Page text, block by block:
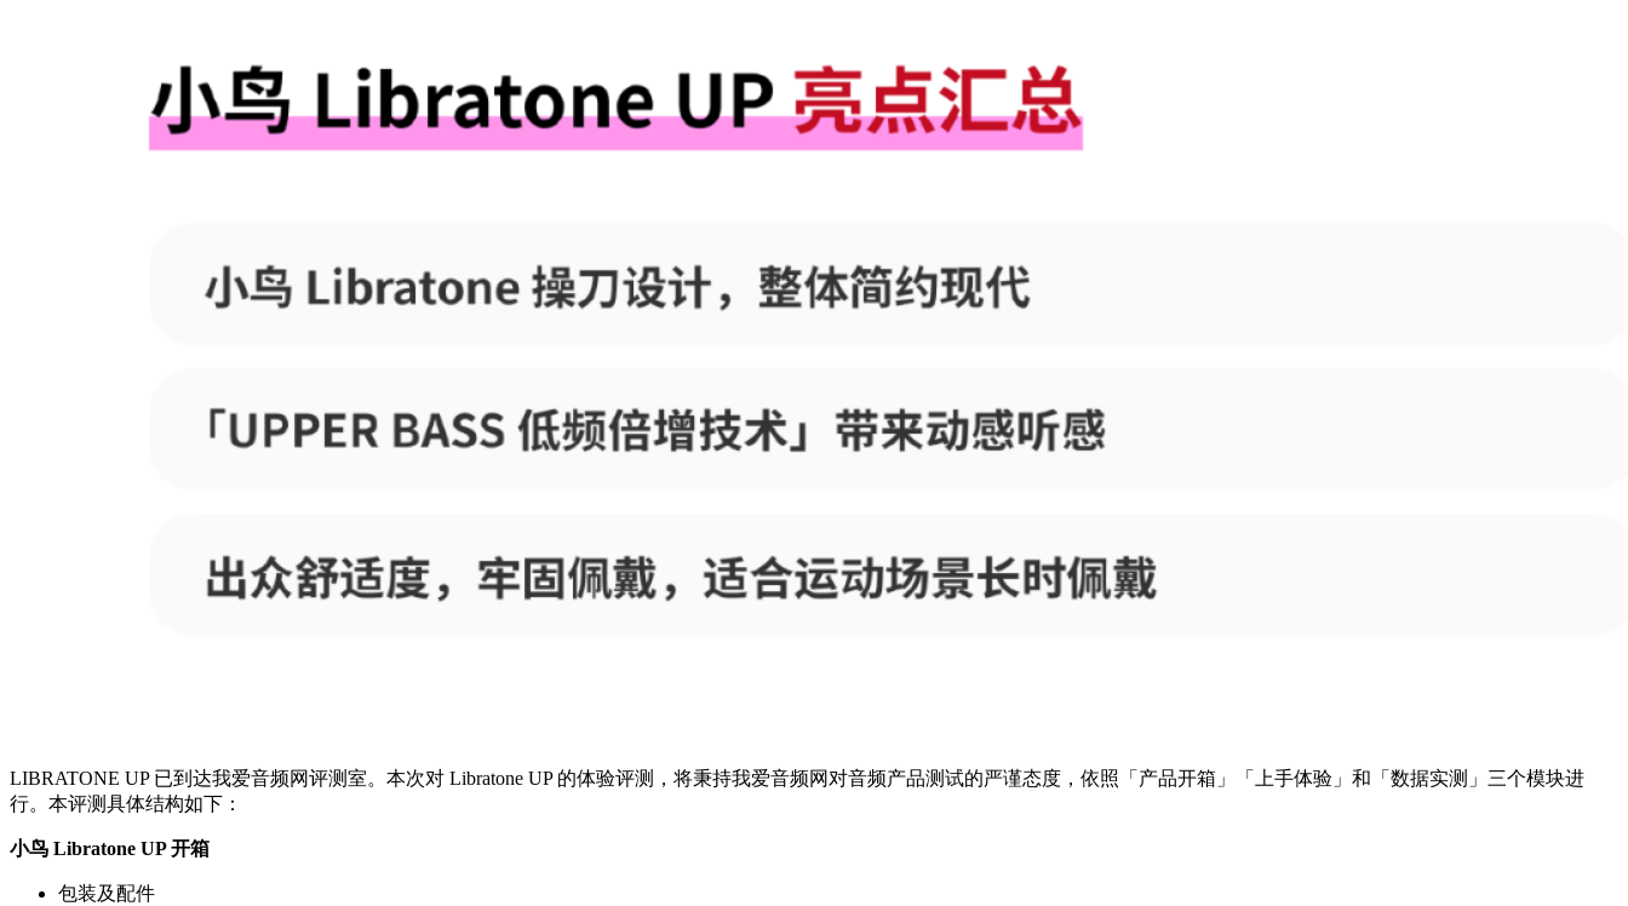
LIBRATONE UP 已到达我爱音频网评测室。本次对 Libratone UP 的体验评测，将秉持我爱音频网对音频产品测试的严谨态度，依照「产品开箱」「上手体验」和「数据实测」三个模块进
行。本评测具体结构如下：
小鸟 Libratone UP 开箱
包装及配件